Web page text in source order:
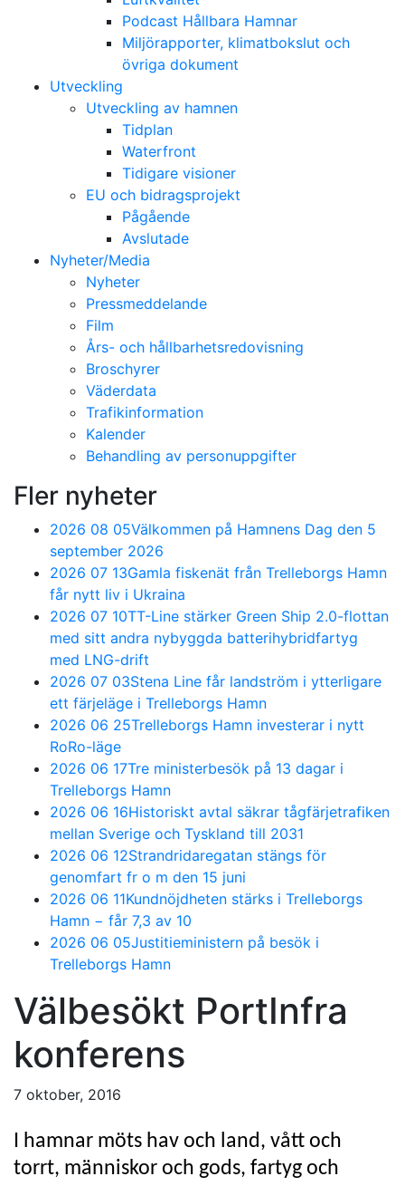
Podcast Hållbara Hamnar
Miljörapporter, klimatbokslut och
övriga dokument
Utveckling
Utveckling av hamnen
Tidplan
Waterfront
Tidigare visioner
EU och bidragsprojekt
Pågående
Avslutade
Nyheter/Media
Nyheter
Pressmeddelande
Film
Års- och hållbarhetsredovisning
Broschyrer
Väderdata
Trafikinformation
Kalender
Behandling av personuppgifter
Fler nyheter
2026 08 05Välkommen på Hamnens Dag den 5
september 2026
2026 07 13Gamla fiskenät från Trelleborgs Hamn
får nytt liv i Ukraina
2026 07 10TT-Line stärker Green Ship 2.0-flottan
med sitt andra nybyggda batterihybridfartyg
med LNG-drift
2026 07 03Stena Line får landström i ytterligare
ett färjeläge i Trelleborgs Hamn
2026 06 25Trelleborgs Hamn investerar i nytt
RoRo-läge
2026 06 17Tre ministerbesök på 13 dagar i
Trelleborgs Hamn
2026 06 16Historiskt avtal säkrar tågfärjetrafiken
mellan Sverige och Tyskland till 2031
2026 06 12Strandridaregatan stängs för
genomfart fr o m den 15 juni
2026 06 11Kundnöjdheten stärks i Trelleborgs
Hamn − får 7,3 av 10
2026 06 05Justitieministern på besök i
Trelleborgs Hamn
Välbesökt PortInfra
konferens
7 oktober, 2016
I hamnar möts hav och land, vått och
torrt, människor och gods, fartyg och